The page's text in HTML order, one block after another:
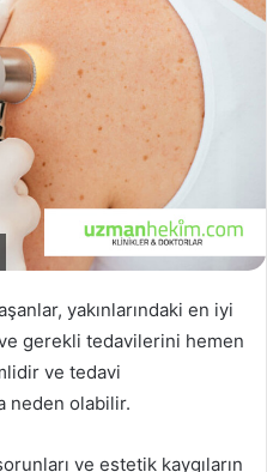
yakınlarındaki en iyi
gerekli tedavilerini hemen
ve tedavi
neden olabilir.
ve estetik kaygıların